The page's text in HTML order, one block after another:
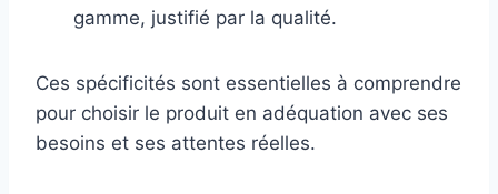
gamme, justifié par la qualité.
Ces spécificités sont essentielles à comprendre
pour choisir le produit en adéquation avec ses
besoins et ses attentes réelles.